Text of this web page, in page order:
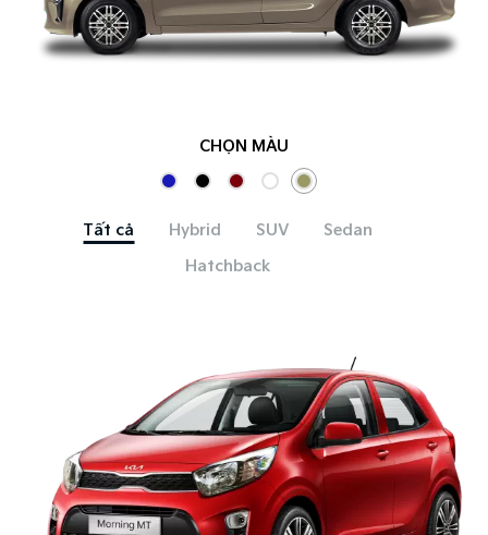
CHỌN MÀU
Tất cả Hybrid SUV
Sedan
Hatchback